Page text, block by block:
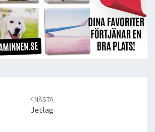
NÄSTA
Jetlag